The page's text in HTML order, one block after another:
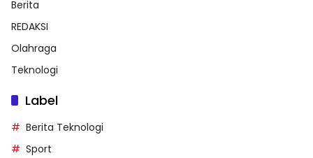
Berita
REDAKSI
Olahraga
Teknologi
Label
Berita Teknologi
Sport